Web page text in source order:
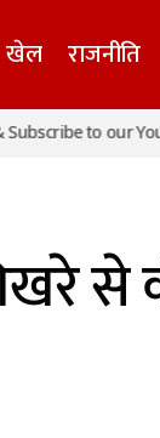
खेल राजनीति
to our
से